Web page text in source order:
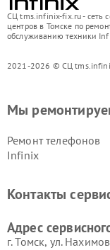
СЦ tms.infinix-fix.ru - сеть
центров в Томске по
обслуживанию техники
2021-2026 © СЦ
Мы
Ремонт телефонов
Infinix
Контакты
Адрес
г. Томск, ул.